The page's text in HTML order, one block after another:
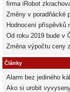
firma iRobot
Změny v poradňácké
Hodnocení příspěvků
Od roku 2019 bude v
Změna výpočtu ceny
Články
Alarm bez jediného
Ako si urobit